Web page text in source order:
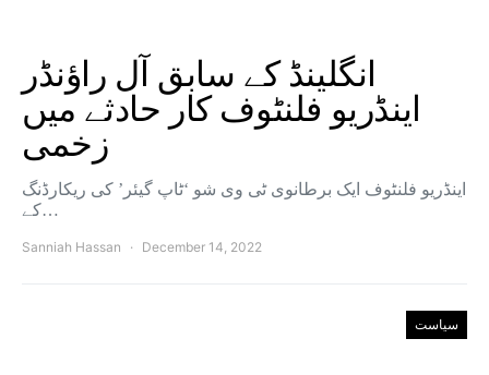
انگلینڈ کے سابق آل راؤنڈر
اینڈریو فلنٹوف کار حادثے میں
زخمی
اینڈریو فلنٹوف ایک برطانوی ٹی وی شو ‘ٹاپ گیئر’ کی ریکارڈنگ
کے…
Sanniah Hassan December 14, 2022
سیاست